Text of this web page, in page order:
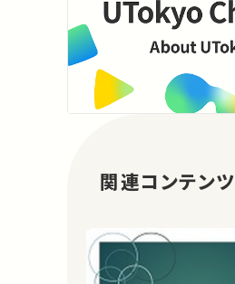
関連コンテンツ